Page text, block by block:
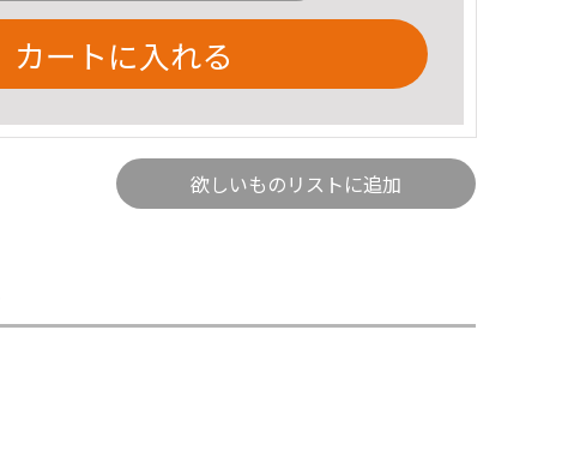
カートに入れる
欲しいものリストに追加